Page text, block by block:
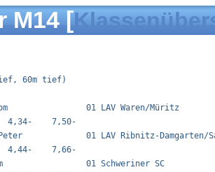
M14 [
60m tief)
01 LAV Waren/Müritz
4,34-    7,50-
01 LAV Ribnitz-Damgarten/
4,44-    7,66-
01 Schweriner SC